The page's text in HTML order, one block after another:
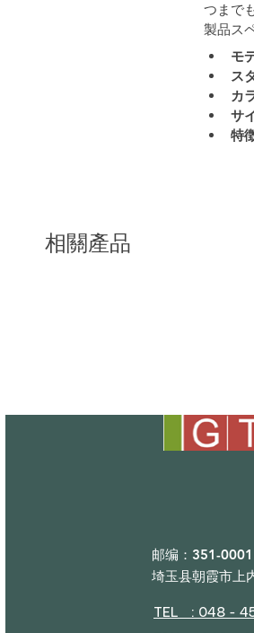
つまで
製品ス
モ
ス
カ
サ
特
相關產品
邮编：351-0001
埼玉县朝霞市上
TEL : 048 -